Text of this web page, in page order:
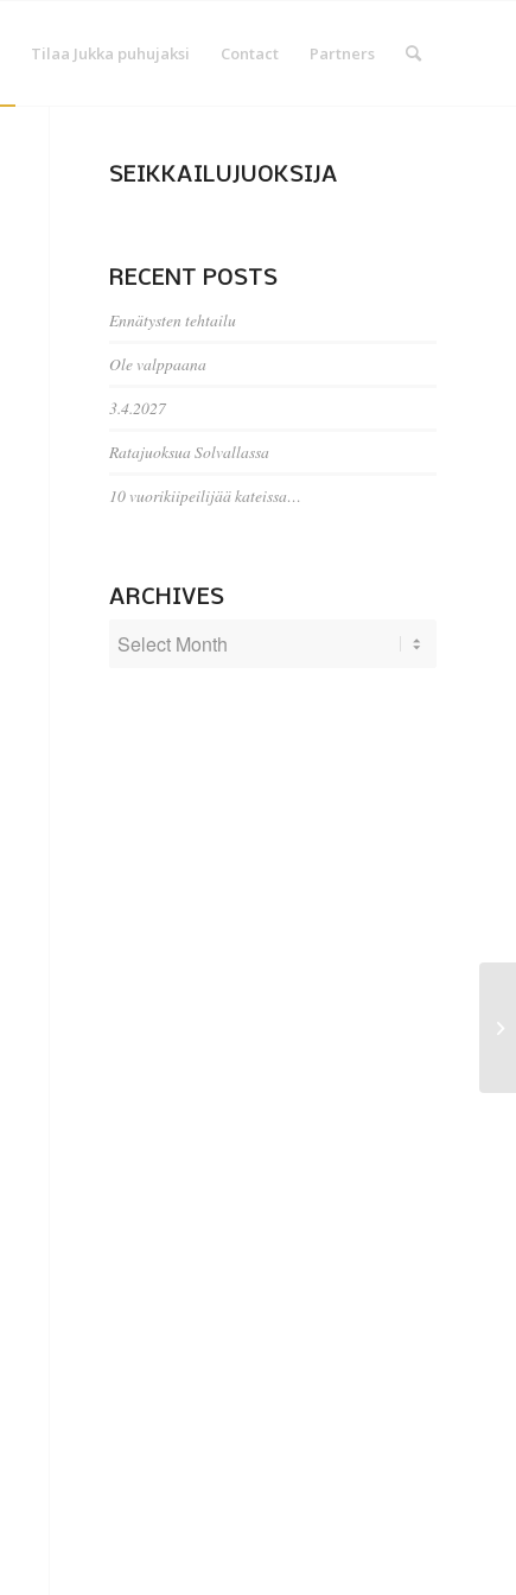
Tilaa Jukka puhujaksi Contact Partners
SEIKKAILUJUOKSIJA
RECENT POSTS
Ennätysten tehtailu
Ole valppaana
3.4.2027
Ratajuoksua Solvallassa
10 vuorikiipeilijää kateissa…
ARCHIVES